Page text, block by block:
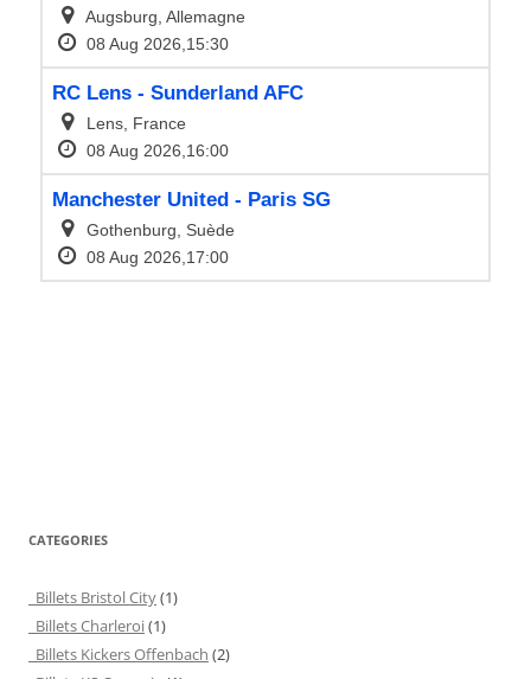
CATEGORIES
Billets Bristol City(1)
Billets Charleroi(1)
Billets Kickers Offenbach (2)